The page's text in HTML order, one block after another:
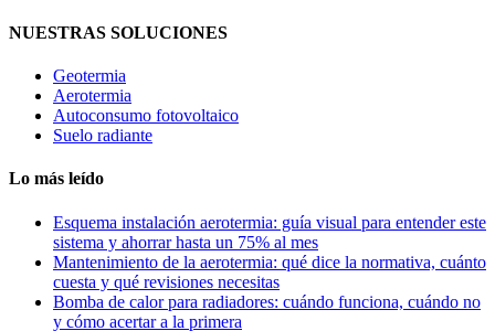
NUESTRAS SOLUCIONES
Geotermia
Aerotermia
Autoconsumo fotovoltaico
Suelo radiante
Lo más leído
Esquema instalación aerotermia: guía visual para entender este
sistema y ahorrar hasta un 75% al mes
Mantenimiento de la aerotermia: qué dice la normativa, cuánto
cuesta y qué revisiones necesitas
Bomba de calor para radiadores: cuándo funciona, cuándo no
y cómo acertar a la primera